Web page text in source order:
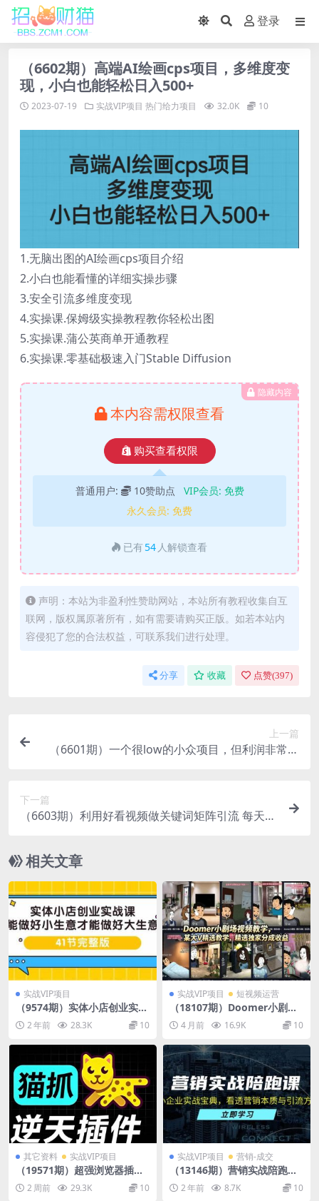
登录
（6602期）高端AI绘画cps项目，多维度变
现，小白也能轻松日入500+
2023-07-19 实战VIP项目 热门给力项目 32.0K 10
1.无脑出图的AI绘画cps项目介绍
2.小白也能看懂的详细实操步骤
3.安全引流多维度变现
4.实操课.保姆级实操教程教你轻松出图
5.实操课.蒲公英商单开通教程
6.实操课.零基础极速入门Stable Diffusion
隐藏内容
本内容需权限查看
购买查看权限
普通用户: 10赞助点 VIP会员: 免费
永久会员: 免费
已有 54 人解锁查看
声明：本站为非盈利性赞助网站，本站所有教程收集自互
联网，版权属原著所有，如有需要请购买正版。如若本站内
容侵犯了您的合法权益，可联系我们进行处理。
分享 收藏 点赞(397)
上一篇
（6601期）一个很low的小众项目，但利润非常巨
下一篇
（6603期）利用好看视频做关键词矩阵引流 每天50
相关文章
实战VIP项目
（9574期）实体小店创业实战
课，能做好小生意才能做好大
生意-41节完整版
2 年前 28.3K 10
实战VIP项目 短视频运营
（18107期）Doomer小剧场
视频教学，某大V精选教学，
精选独家分成收益
4 月前 16.9K 10
其它资料 实战VIP项目
（19571期）超强浏览器插
件！一键下载网页视频/文档/
图片，支持 M3U8 视频解析，
2 周前 29.3K 10
实战VIP项目 营销-成交
（13146期）营销实战陪跑
课：中小企业实战宝典，看透
营销本质与引流方法论
2 年前 8.7K 10